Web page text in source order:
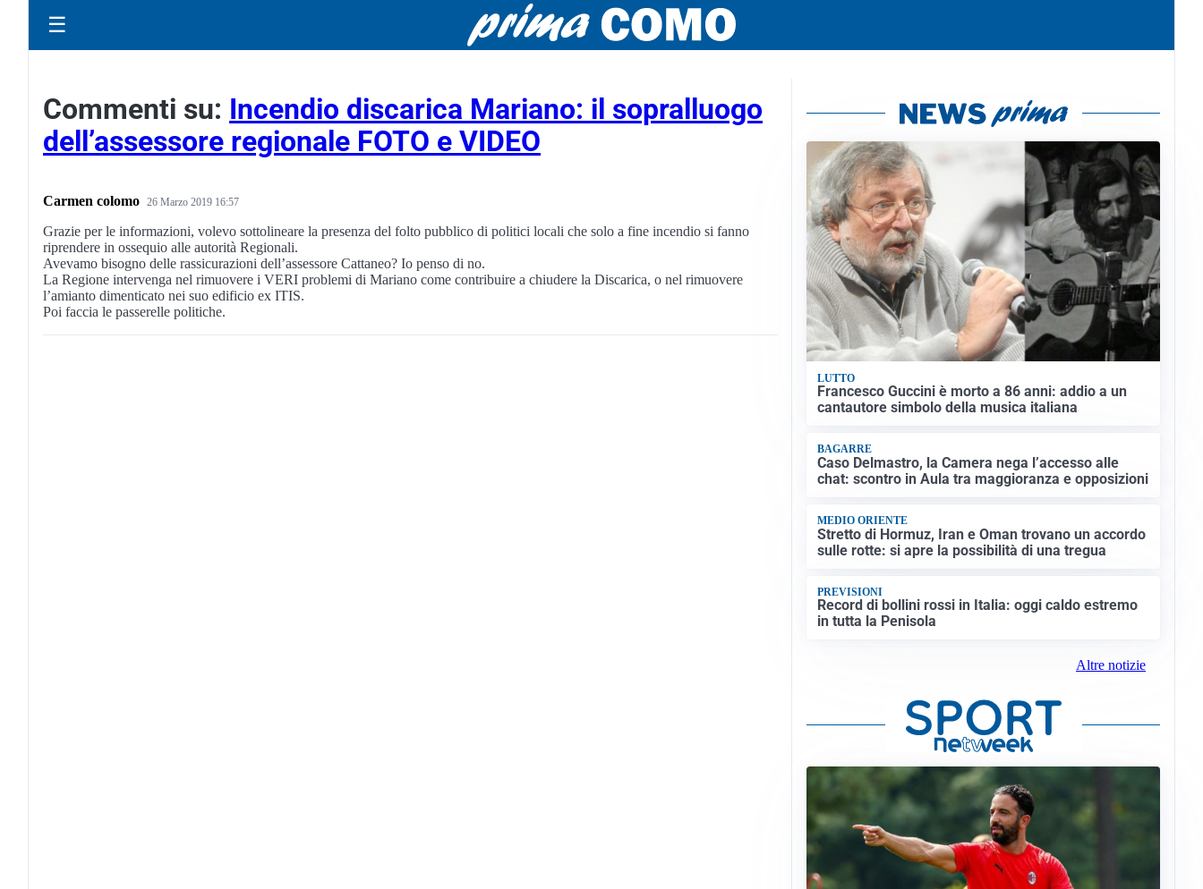
☰
Commenti su: Incendio discarica Mariano: il sopralluogo
dell’assessore regionale FOTO e VIDEO
Carmen colomo 26 Marzo 2019 16:57
Grazie per le informazioni, volevo sottolineare la presenza del folto pubblico di politici locali che solo a fine incendio si fanno
riprendere in ossequio alle autorità Regionali.
Avevamo bisogno delle rassicurazioni dell’assessore Cattaneo? Io penso di no.
La Regione intervenga nel rimuovere i VERI problemi di Mariano come contribuire a chiudere la Discarica, o nel rimuovere
l’amianto dimenticato nei suo edificio ex ITIS.
Poi faccia le passerelle politiche.
LUTTO
Francesco Guccini è morto a 86 anni: addio a un
cantautore simbolo della musica italiana
BAGARRE
Caso Delmastro, la Camera nega l’accesso alle
chat: scontro in Aula tra maggioranza e opposizioni
MEDIO ORIENTE
Stretto di Hormuz, Iran e Oman trovano un accordo
sulle rotte: si apre la possibilità di una tregua
PREVISIONI
Record di bollini rossi in Italia: oggi caldo estremo
in tutta la Penisola
Altre notizie